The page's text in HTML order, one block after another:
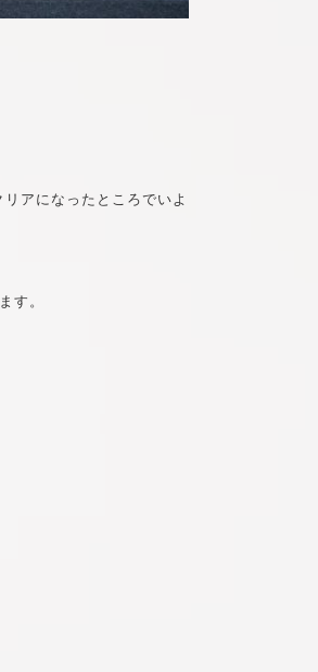
アになったところでいよ
す。